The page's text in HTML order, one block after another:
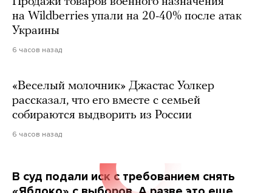
на Wildberries упали на 20-40% после атак
Украины
6 часов назад
«Веселый молочник» Джастас Уолкер
рассказал, что его вместе с семьей
собираются выдворить из России
6 часов назад
В суд подали иск с требованием снять